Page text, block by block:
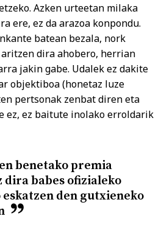
Azken urteetan milaka
ere, ez da arazoa konpondu.
batean bezala, nork
dira ahobero, herrian
jakin gabe. Udalek ez dakite
objektiboa (honetaz luze
pertsonak zenbat diren eta
ez, ez baitute inolako erroldarik
benetako premia
dira babes ofizialeko
den gutxieneko